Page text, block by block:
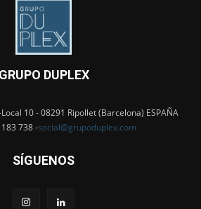
GRUPO DUPLEX
10 - 08291 Ripollet (Barcelona) ESPAÑA
738 -social@grupoduplex.com
SÍGUENOS